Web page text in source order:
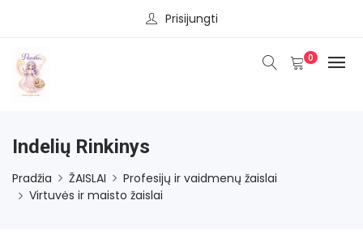
Prisijungti
0
Indelių Rinkinys
Pradžia ŽAISLAI
Profesijų ir vaidmenų žaislai
Virtuvės ir maisto žaislai